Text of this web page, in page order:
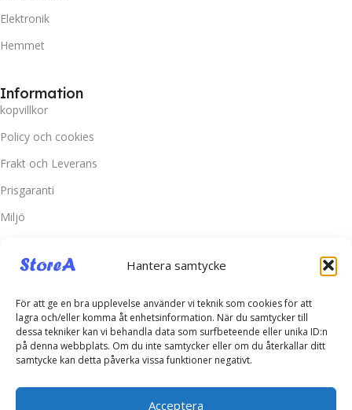
Hantera samtycke
För att ge en bra upplevelse använder vi teknik som cookies för att
lagra och/eller komma åt enhetsinformation. När du samtycker till
dessa tekniker kan vi behandla data som surfbeteende eller unika ID:n
på denna webbplats. Om du inte samtycker eller om du återkallar ditt
samtycke kan detta påverka vissa funktioner negativt.
Acceptera
Elektronik
Hemmet
Information
kopvillkor
Policy och cookies
Frakt och Leverans
Prisgaranti
Miljö
Kundtjänst
Kontakta oss
Retur & Reklamation
Vanliga frågor
Inloggning